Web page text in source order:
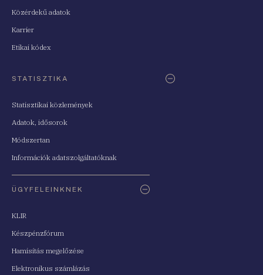
Közérdekű adatok
Karrier
Etikai kódex
STATISZTIKA
Statisztikai közlemények
Adatok, idősorok
Módszertan
Információk adatszolgáltatóknak
ÜGYFELEINKNEK
KLIR
Készpénzfórum
Hamisítás megelőzése
Elektronikus számlázás